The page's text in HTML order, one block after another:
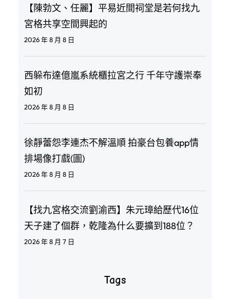
【陳勃文、任麗】平易近間祠堂是若何找九
宮格共享空間興起的
2026 年 8 月 8 日
西躲布達億嵐系統櫃拉宮之行 千年守護崇奉
如初
2026 年 8 月 8 日
徐靜蕾怨李連杰不解溫順 拍豪台包養app情
排場像打戲(圖)
2026 年 8 月 8 日
【找九宮格交流劉渝西】朱元璋給歷代16位
天子建了個群，乾隆為什么要擴到188位？
2026 年 8 月 7 日
Tags